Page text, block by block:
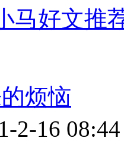
马好文推
烦恼
2-16 08:44